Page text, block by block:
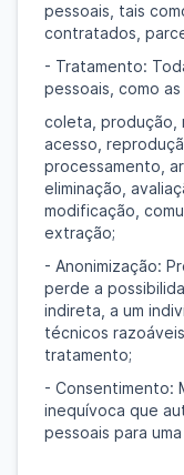
pessoais, tais
contratados,
- Tratamento:
pessoais, como
coleta, produção,
acesso,
processamento,
eliminação,
modificação,
extração;
- Anonimização:
perde a
indireta, a um
técnicos
tratamento;
- Consentimento:
inequívoca que
pessoais para